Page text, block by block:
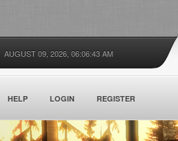
AUGUST 09, 2026, 06:06:43 AM
HELP LOGIN REGISTER